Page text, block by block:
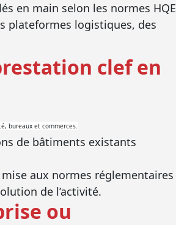
en main selon les normes HQE
plateformes logistiques, des
clef en
bureaux et commerces.
de bâtiments existants
aux normes réglementaires
de l’activité.
ou